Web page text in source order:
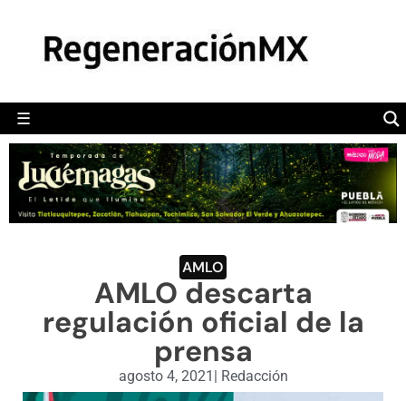
☰
POLÍTICA
CAMALEÓN
OPINIÓN
DEPORTES
ENGLISH SECTION
VIDEOS
AMLO
AMLO descarta
regulación oficial de la
prensa
agosto 4, 2021 | Redacción